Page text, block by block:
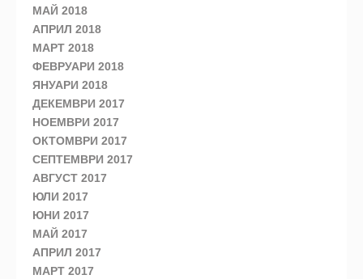
МАЙ 2018
АПРИЛ 2018
МАРТ 2018
ФЕВРУАРИ 2018
ЯНУАРИ 2018
ДЕКЕМВРИ 2017
НОЕМВРИ 2017
ОКТОМВРИ 2017
СЕПТЕМВРИ 2017
АВГУСТ 2017
ЮЛИ 2017
ЮНИ 2017
МАЙ 2017
АПРИЛ 2017
МАРТ 2017